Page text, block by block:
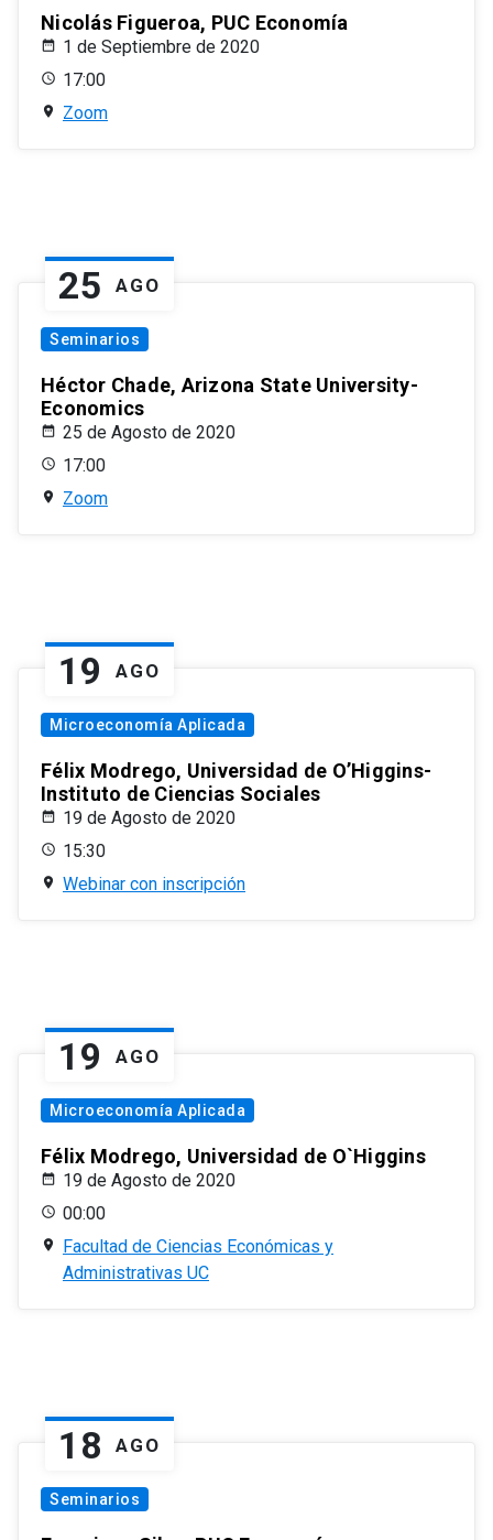
Nicolás Figueroa, PUC Economía
1 de Septiembre de 2020
17:00
Zoom
25 AGO
Seminarios
Héctor Chade, Arizona State University-
Economics
25 de Agosto de 2020
17:00
Zoom
19 AGO
Microeconomía Aplicada
Félix Modrego, Universidad de O’Higgins-
Instituto de Ciencias Sociales
19 de Agosto de 2020
15:30
Webinar con inscripción
19 AGO
Microeconomía Aplicada
Félix Modrego, Universidad de O`Higgins
19 de Agosto de 2020
00:00
Facultad de Ciencias Económicas y
Administrativas UC
18 AGO
Seminarios